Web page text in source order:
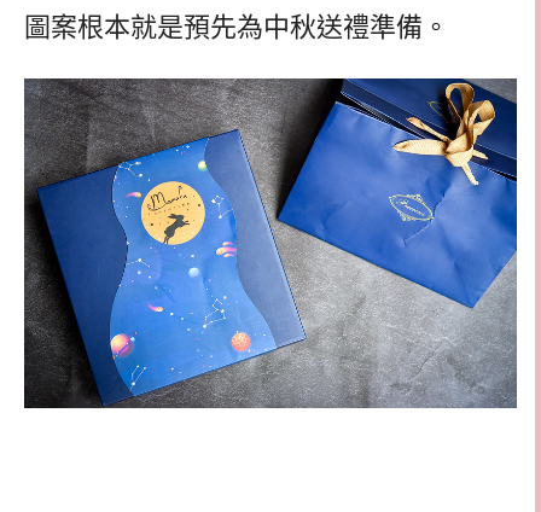
圖案根本就是預先為中秋送禮準備。